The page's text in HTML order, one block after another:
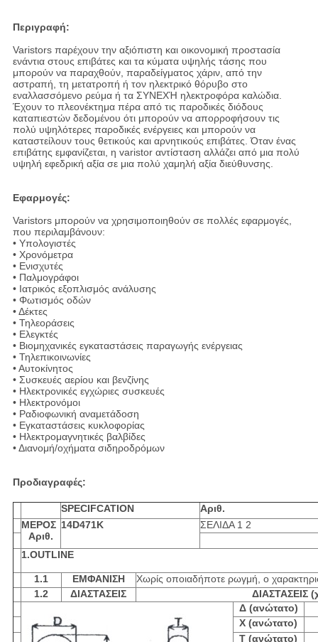
Περιγραφή:
Varistors παρέχουν την αξιόπιστη και οικονομική προστασία
ενάντια στους επιβάτες και τα κύματα υψηλής τάσης που
μπορούν να παραχθούν, παραδείγματος χάριν, από την
αστραπή, τη μετατροπή ή τον ηλεκτρικό θόρυβο στο
εναλλασσόμενο ρεύμα ή τα ΣΥΝΕΧΉ ηλεκτροφόρα καλώδια.
Έχουν το πλεονέκτημα πέρα από τις παροδικές διόδους
καταπιεστών δεδομένου ότι μπορούν να απορροφήσουν τις
πολύ υψηλότερες παροδικές ενέργειες και μπορούν να
καταστείλουν τους θετικούς και αρνητικούς επιβάτες. Όταν ένας
επιβάτης εμφανίζεται, η varistor αντίσταση αλλάζει από μια πολύ
υψηλή εφεδρική αξία σε μια πολύ χαμηλή αξία διεύθυνσης.
Εφαρμογές:
Varistors μπορούν να χρησιμοποιηθούν σε πολλές εφαρμογές,
που περιλαμβάνουν:
• Υπολογιστές
• Χρονόμετρα
• Ενισχυτές
• Παλμογράφοι
• Ιατρικός εξοπλισμός ανάλυσης
• Φωτισμός οδών
• Δέκτες
• Τηλεοράσεις
• Ελεγκτές
• Βιομηχανικές εγκαταστάσεις παραγωγής ενέργειας
• Τηλεπικοινωνίες
• Αυτοκίνητος
• Συσκευές αερίου και βενζίνης
• Ηλεκτρονικές εγχώριες συσκευές
• Ηλεκτρονόμοι
• Ραδιοφωνική αναμετάδοση
• Εγκαταστάσεις κυκλοφορίας
• Ηλεκτρομαγνητικές βαλβίδες
• Διανομή/οχήματα σιδηροδρόμων
Προδιαγραφές:
SPECIFCATION
Αριθ.
ΜΕΡΟΣ
Αριθ.
14D471K ΣΕΛΙΔΑ 1 2
1.OUTLINE
1.1 ΕΜΦΑΝΙΣΗ
Χωρίς οποιαδήποτε ρωγμή, ο
1.2
ΔΙΑΣΤΑΣΕΙΣ
ΔΙΑΣΤΑΣΕΙΣ
Δ (ανώτατο)
Χ (ανώτατο)
Τ (ανώτατο)